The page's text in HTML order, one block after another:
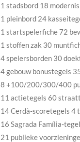
1 stadsbord 18
1 pleinbord 24
1 startspelerfiche 72
1 stoffen zak 30
4 spelersborden 30
4 gebouw bonustegels
8 +100/200/300/400
11 actietegels 60
14 Cerdà-scoretegels 4
16 Sagrada Família-
21 publieke